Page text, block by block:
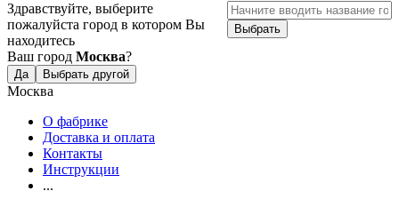
Здравствуйте, выберите
пожалуйста город в котором Вы
находитесь
Ваш город Москва?
Да Выбрать другой
Выбрать
Москва
О фабрике
Доставка и оплата
Контакты
Инструкции
...